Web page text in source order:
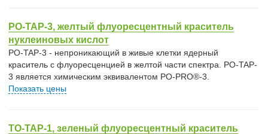
PO-TAP-3, желтый флуоресцентный краситель
нуклеиновых кислот
PO-TAP-3 - непроникающий в живые клетки ядерный
краситель с флуоресценцией в желтой части спектра. PO-TAP-
3 является химическим эквивалентом PO-PRO®-3.
Показать цены
TO-TAP-1, зеленый флуоресцентный краситель